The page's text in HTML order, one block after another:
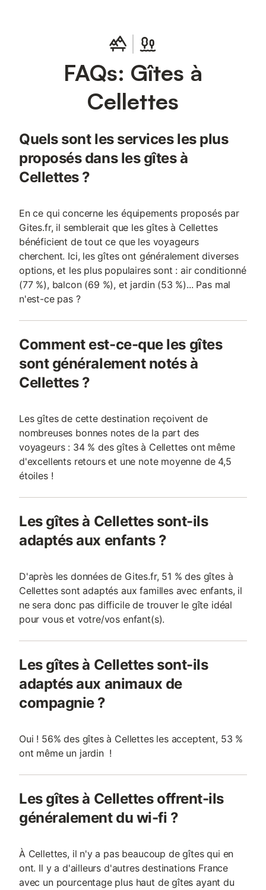
FAQs: Gîtes à
Cellettes
Quels sont les services les plus
proposés dans les gîtes à
Cellettes ?
En ce qui concerne les équipements proposés par
Gites.fr, il semblerait que les gîtes à Cellettes
bénéficient de tout ce que les voyageurs
cherchent. Ici, les gîtes ont généralement diverses
options, et les plus populaires sont : air conditionné
(77 %), balcon (69 %), et jardin (53 %)... Pas mal
n'est-ce pas ?
Comment est-ce-que les gîtes
sont généralement notés à
Cellettes ?
Les gîtes de cette destination reçoivent de
nombreuses bonnes notes de la part des
voyageurs : 34 % des gîtes à Cellettes ont même
d'excellents retours et une note moyenne de 4,5
étoiles !
Les gîtes à Cellettes sont-ils
adaptés aux enfants ?
D'après les données de Gites.fr, 51 % des gîtes à
Cellettes sont adaptés aux familles avec enfants, il
ne sera donc pas difficile de trouver le gîte idéal
pour vous et votre/vos enfant(s).
Les gîtes à Cellettes sont-ils
adaptés aux animaux de
compagnie ?
Oui ! 56% des gîtes à Cellettes les acceptent, 53 %
ont même un jardin !
Les gîtes à Cellettes offrent-ils
généralement du wi-fi ?
À Cellettes, il n'y a pas beaucoup de gîtes qui en
ont. Il y a d'ailleurs d'autres destinations France
avec un pourcentage plus haut de gîtes ayant du